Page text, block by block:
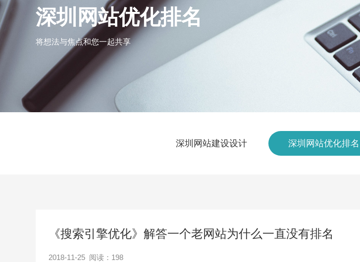
深圳网站优化排名
将想法与焦点和您一起共享
深圳网站建设设计 深圳网站优化排名
《搜索引擎优化》解答一个老网站为什么一直没有排名
2018-11-25 阅读： 198